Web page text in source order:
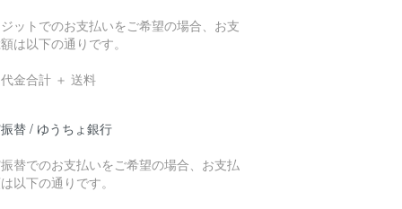
ットでのお支払いをご希望の場合、お支
は以下の通りです。
金合計 ＋ 送料
替 / ゆうちょ銀行
替でのお支払いをご希望の場合、お支払
以下の通りです。